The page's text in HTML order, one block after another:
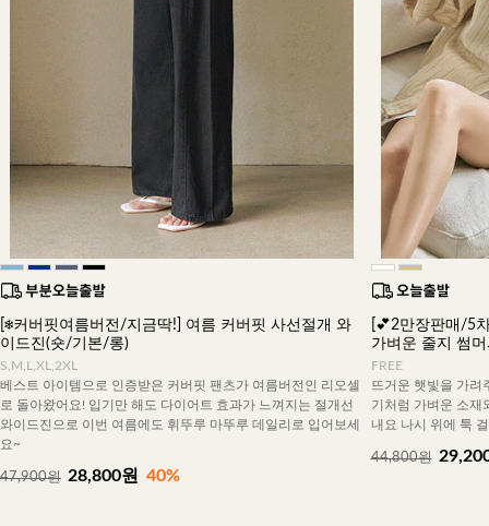
[❄️커버핏여름버전/지금딱!] 여름 커버핏 사선절개 와
이드진(숏/기본/롱)
S,M,L,XL,2XL
베스트 아이템으로 인증받은 커버핏 팬츠가 여름버전인 리오셀
로 돌아왔어요! 입기만 해도 다이어트 효과가 느껴지는 절개선
와이드진으로 이번 여름에도 휘뚜루 마뚜루 데일리로 입어보세
요~
47,900원 28,800원 40%
[💕2만장판매/5
가벼운 줄지 썸
FREE
뜨거운 햇빛을 가려
기처럼 가벼운 소재
내요 나시 위에 툭
44,800원